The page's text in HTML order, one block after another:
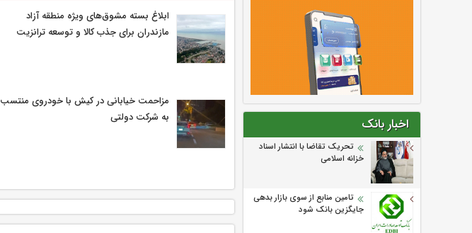
اخبار بانک
تحریک تقاضا با انتشار اسناد
خزانه اسلامی
تامین منابع از سوی بازار بدهی
جایگزین بانک شود
ابلاغ بسته مشوق‌های ویژه منطقه آزاد
مازندران برای جذب کالا و توسعه ترانزیت
مزاحمت خیابانی در کیش با خودروی منتسب
به شرکت دولتی